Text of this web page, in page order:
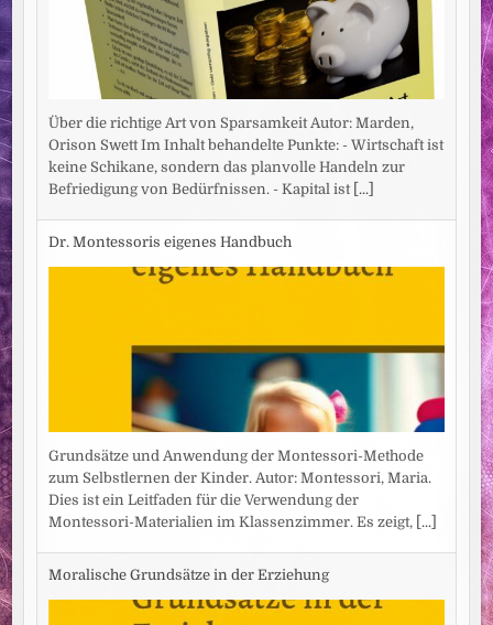
Über die richtige Art von Sparsamkeit Autor: Marden,
Orison Swett Im Inhalt behandelte Punkte: - Wirtschaft ist
keine Schikane, sondern das planvolle Handeln zur
Befriedigung von Bedürfnissen. - Kapital ist [...]
Dr. Montessoris eigenes Handbuch
Grundsätze und Anwendung der Montessori-Methode
zum Selbstlernen der Kinder. Autor: Montessori, Maria.
Dies ist ein Leitfaden für die Verwendung der
Montessori-Materialien im Klassenzimmer. Es zeigt, [...]
Moralische Grundsätze in der Erziehung